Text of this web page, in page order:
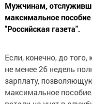
Мужчинам,
максимальное
"Российская газета".
Если, конечно, до
не менее 26 недель
зарплату,
максимальное